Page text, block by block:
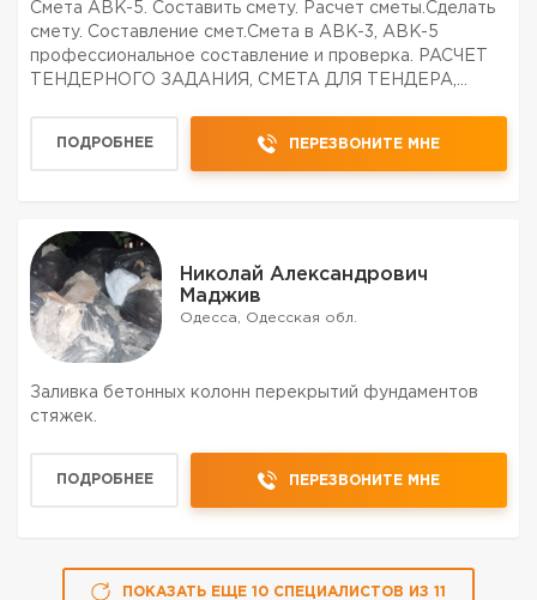
Смета АВК-5. Составить смету. Расчет сметы.Сделать
смету. Составление смет.Смета в АВК-3, АВК-5
профессиональное составление и проверка. РАСЧЕТ
ТЕНДЕРНОГО ЗАДАНИЯ, СМЕТА ДЛЯ ТЕНДЕРА,
АКТОВ ВЫПОЛНЕННЫХ РАБОТ.Сметы для...
ПОДРОБНЕЕ ПЕРЕЗВОНИТЕ МНЕ
Николай Александрович
Маджив
Одесса, Одесская обл.
Заливка бетонных колонн перекрытий фундаментов
стяжек.
ПОДРОБНЕЕ ПЕРЕЗВОНИТЕ МНЕ
ПОКАЗАТЬ ЕЩЕ 10 СПЕЦИАЛИСТОВ ИЗ 11